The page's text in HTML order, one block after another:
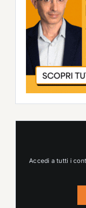
Accedi a tutti i